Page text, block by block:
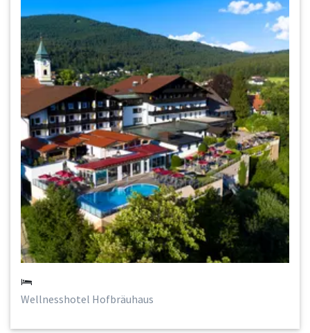
Wellnesshotel Hofbräuhaus